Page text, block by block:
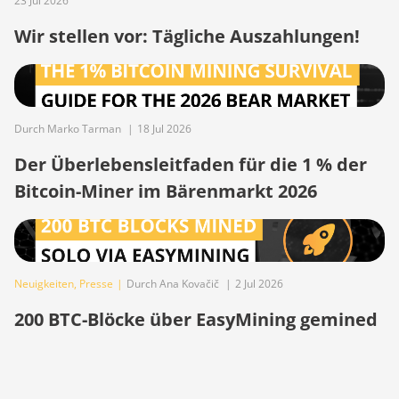
BITMAIN Antminer S19 Hyd.
(152Th)
Hydro (158Th)
BITMAIN Antminer S19 XP
BITMAIN Antminer S19j
(100TH)
(90Th)
Wir stellen vor: Tägliche Auszahlungen!
Durch Marko Tarman | 18 Jul 2026
Der Überlebensleitfaden für die 1 % der
Bitcoin-Miner im Bärenmarkt 2026
Neuigkeiten, Presse | Durch Ana Kovačič | 2 Jul 2026
200 BTC-Blöcke über EasyMining gemined